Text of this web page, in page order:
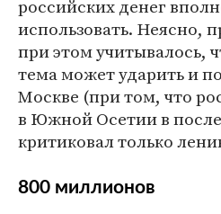
российских денег
использовать. Неясно,
при этом учитывалось,
тема может ударить и
Москве (при том, что
в Южной Осетии в
критиковал только
800 миллионов